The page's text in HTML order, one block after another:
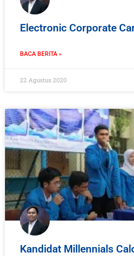
Electronic Corporate
BACA BERITA »
22 Agustus 2020
Kandidat Millennials